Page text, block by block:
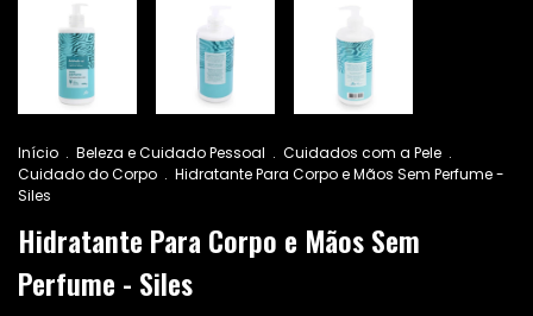
Início . Beleza e Cuidado Pessoal . Cuidados com a Pele .
Cuidado do Corpo . Hidratante Para Corpo e Mãos Sem Perfume -
Siles
Hidratante Para Corpo e Mãos Sem
Perfume - Siles